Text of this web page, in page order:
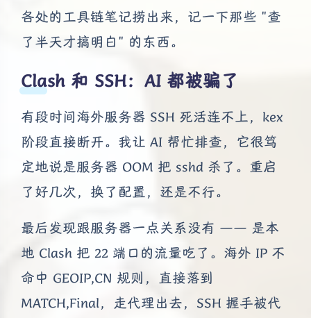
各处的工具链笔记捞出来，记一下那些 "查
了半天才搞明白" 的东西。
Clash 和 SSH：AI 都被骗了
有段时间海外服务器 SSH 死活连不上，kex
阶段直接断开。我让 AI 帮忙排查，它很笃
定地说是服务器 OOM 把 sshd 杀了。重启
了好几次，换了配置，还是不行。
最后发现跟服务器一点关系没有 —— 是本
地 Clash 把 22 端口的流量吃了。海外 IP 不
命中 GEOIP,CN 规则，直接落到
MATCH,Final，走代理出去，SSH 握手被代